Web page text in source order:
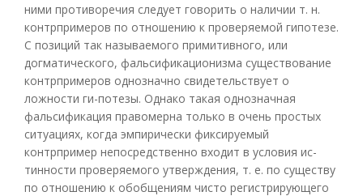
ними противоречия следует говорить о наличии т. н.
контрпримеров по отношению к проверяемой гипотезе.
С позиций так называемого примитивного, или
догматического, фальсификационизма существование
контрпримеров однозначно свидетельствует о
ложности ги-потезы. Однако такая однозначная
фальсификация правомерна только в очень простых
ситуациях, когда эмпирически фиксируемый
контрпример непосредственно входит в условия ис-
тинности проверяемого утверждения, т. е. по существу
по отношению к обобщениям чисто регистрирующего